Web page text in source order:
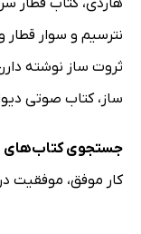
هاردی،کتاب قطار
نترسیم و سوار
ثروت ساز نوشته
ساز ،کتاب صوتی
جستجوی کتاب‌های
کار موفق، موفقیت